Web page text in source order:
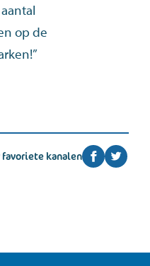
op de
kanalen